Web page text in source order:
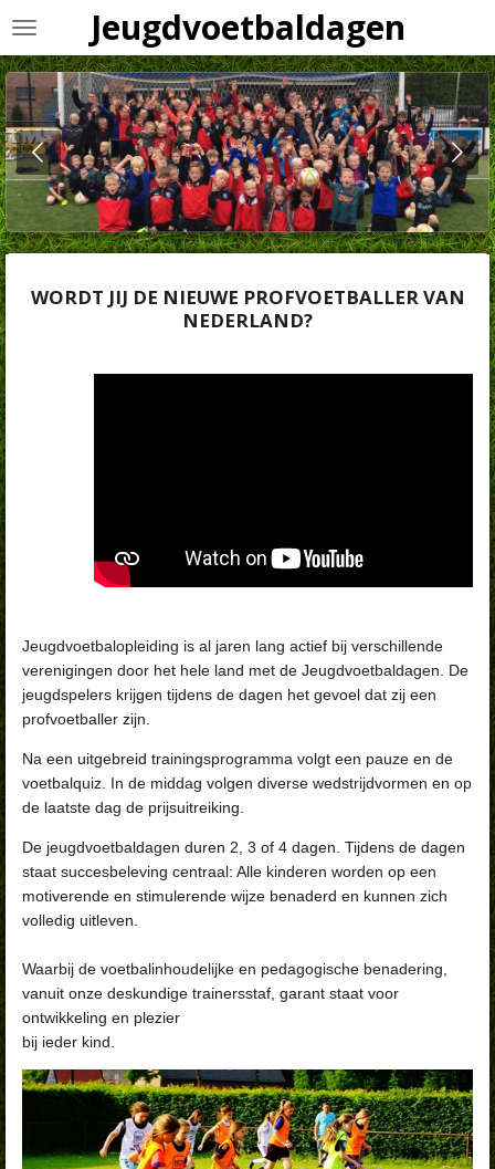
Ga
naar
de
hoofdinhoud
Jeugdvoetbaldagen
WORDT JIJ DE NIEUWE PROFVOETBALLER VAN
NEDERLAND?
Jeugdvoetbalopleiding is al jaren lang actief bij verschillende
verenigingen door het hele land met de Jeugdvoetbaldagen. De
jeugdspelers krijgen tijdens de dagen het gevoel dat zij een
profvoetballer zijn.
Na een uitgebreid trainingsprogramma volgt een pauze en de
voetbalquiz. In de middag volgen diverse wedstrijdvormen en op
de laatste dag de prijsuitreiking.
De jeugdvoetbaldagen duren 2, 3 of 4 dagen. Tijdens de dagen
staat succesbeleving centraal: Alle kinderen worden op een
motiverende en stimulerende wijze benaderd en kunnen zich
volledig uitleven.
Waarbij de voetbalinhoudelijke en pedagogische benadering,
vanuit onze deskundige trainersstaf, garant staat voor
ontwikkeling en plezier
bij ieder kind.